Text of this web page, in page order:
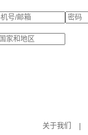
关于我们